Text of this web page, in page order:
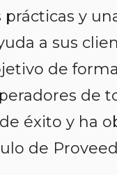
prácticas y
a sus
de
de
de éxito y ha
de